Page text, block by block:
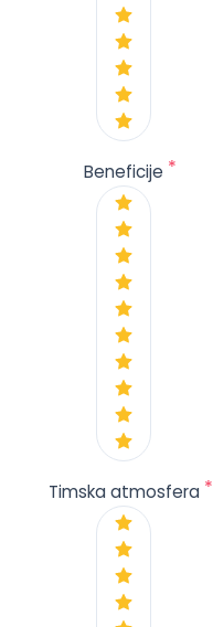
Beneficije *
Timska atmosfera *